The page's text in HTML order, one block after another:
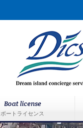
Boat license
ボートライセンス